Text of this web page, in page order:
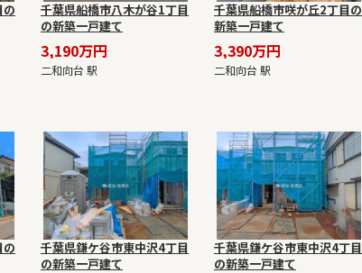
千葉県船橋市八木が谷1丁目
の新築一戸建て
3,190万円
二和向台 駅
千葉県船橋市咲が丘2丁目の
新築一戸建て
3,390万円
二和向台 駅
千葉県鎌ケ谷市東中沢4丁目
の新築一戸建て
千葉県鎌ケ谷市東中沢4丁目
の新築一戸建て